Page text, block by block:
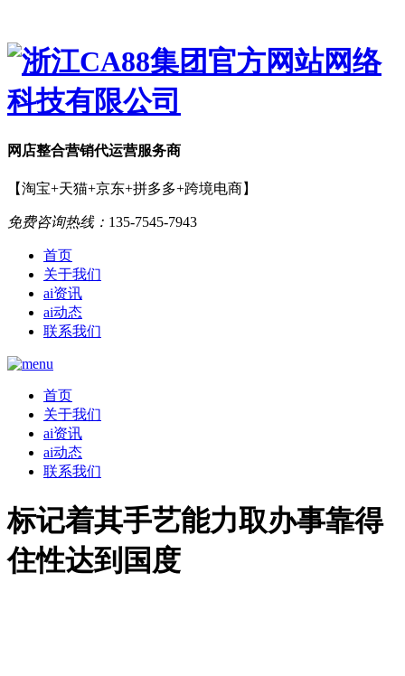
网店整合营销代运营服务商
【淘宝+天猫+京东+拼多多+跨境电商】
免费咨询热线： 135-7545-7943
首页
关于我们
ai资讯
ai动态
联系我们
首页
关于我们
ai资讯
ai动态
联系我们
标记着其手艺能力取办事靠得
住性达到国度